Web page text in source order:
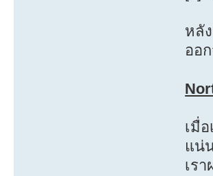
หลั
ออ
เมื่
แน่
เร